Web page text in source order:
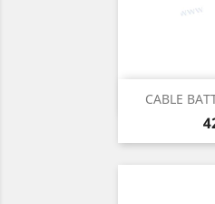
CABLE
